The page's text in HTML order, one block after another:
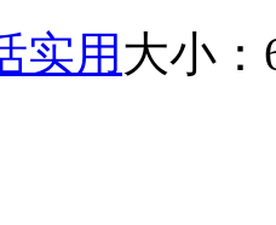
实用 大小：